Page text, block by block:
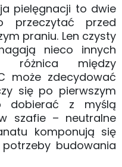
pielęgnacji to dwie
przeczytać przed
praniu. Len czysty
nieco innych
różnica między
może zdecydować
się po pierwszym
dobierać z myślą
szafie – neutralne
komponują się
budowania